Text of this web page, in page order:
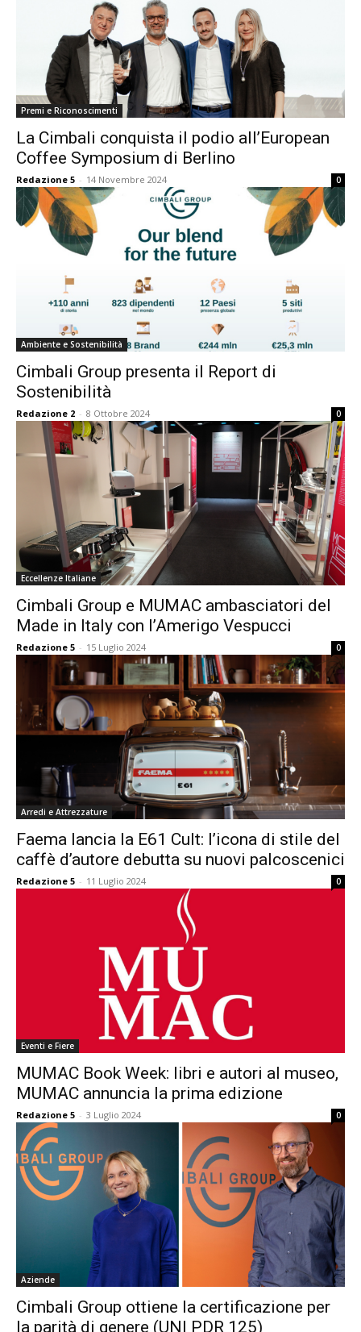
Premi e Riconoscimenti
La Cimbali conquista il podio all’European
Coffee Symposium di Berlino
Redazione 5 - 14 Novembre 2024 0
Ambiente e Sostenibilità
Cimbali Group presenta il Report di
Sostenibilità
Redazione 2 - 8 Ottobre 2024 0
Eccellenze Italiane
Cimbali Group e MUMAC ambasciatori del
Made in Italy con l’Amerigo Vespucci
Redazione 5 - 15 Luglio 2024 0
Arredi e Attrezzature
Faema lancia la E61 Cult: l’icona di stile del
caffè d’autore debutta su nuovi palcoscenici
Redazione 5 - 11 Luglio 2024 0
Eventi e Fiere
MUMAC Book Week: libri e autori al museo,
MUMAC annuncia la prima edizione
Redazione 5 - 3 Luglio 2024 0
Aziende
Cimbali Group ottiene la certificazione per
la parità di genere (UNI PDR 125)